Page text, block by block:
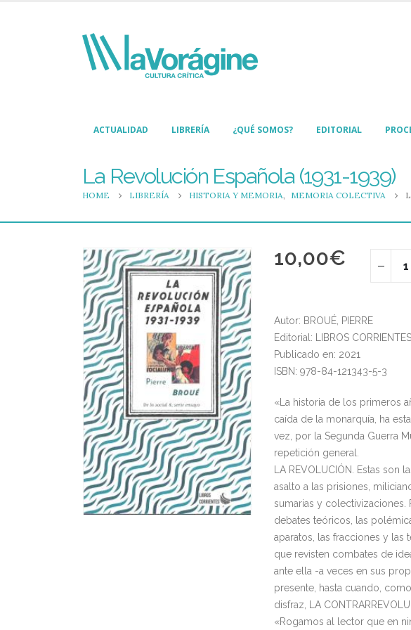
ACTUALIDAD LIBRERÍA ¿QUÉ SOMOS? EDITORIAL
La Revolución Española (1931-1939)
HOME LIBRERÍA HISTORIA Y MEMORIA, MEMORIA COLECTIVA
10,00€
Autor: BROUÉ, PIERRE
Editorial: LIBROS CORRIENTES
Publicado en: 2021
ISBN: 978-84-121343-5-3
«La historia de los primeros
caída de la monarquía, ha
vez, por la Segunda Guerra
repetición general.
LA REVOLUCIÓN. Estas son
asalto a las prisiones,
sumarias y colectivizaciones.
debates teóricos, las
aparatos, las fracciones y las
que revisten combates de
ante ella -a veces en sus
presente, hasta cuando,
disfraz, LA
«Rogamos al lector que en